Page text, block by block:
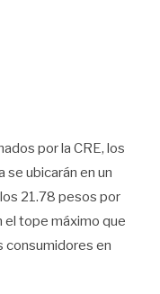
por la CRE, los
ubicarán en un
21.78 pesos por
tope máximo que
consumidores en